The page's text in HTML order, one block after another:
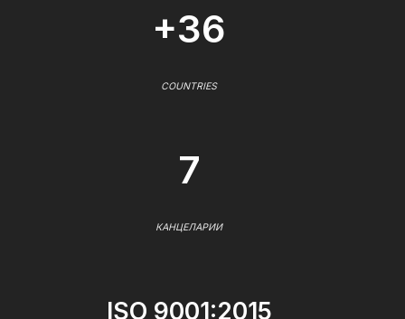
+36
COUNTRIES
7
КАНЦЕЛАРИИ
ISO 9001:2015